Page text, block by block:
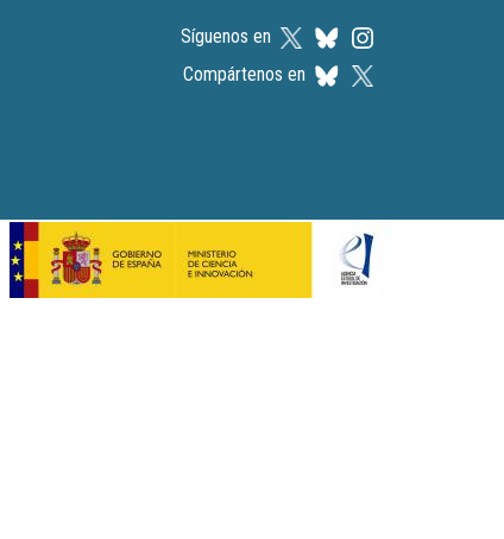
Síguenos en
Compártenos en